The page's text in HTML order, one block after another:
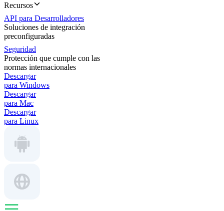
Recursos
API para Desarrolladores
Soluciones de integración
preconfiguradas
Seguridad
Protección que cumple con las
normas internacionales
Descargar
para Windows
Descargar
para Mac
Descargar
para Linux